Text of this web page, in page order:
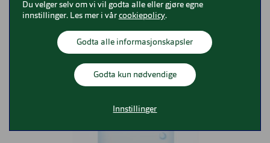
Hos Brilleland får du kontaktlinser fra Dailies som
gir deg god komfort gjennom hele dagen, samtidig
kontaktlinsene fra Dailies og sørger for at du får
smarte rutiner for linsehygiene. Finn kontaktlinser
Vis bare nyheter
Du velger selv om vi vil godta alle eller gjøre egne
innstillinger. Les mer i vår cookiepolicy.
Godta alle informasjonskapsler
Godta kun nødvendige
Innstillinger